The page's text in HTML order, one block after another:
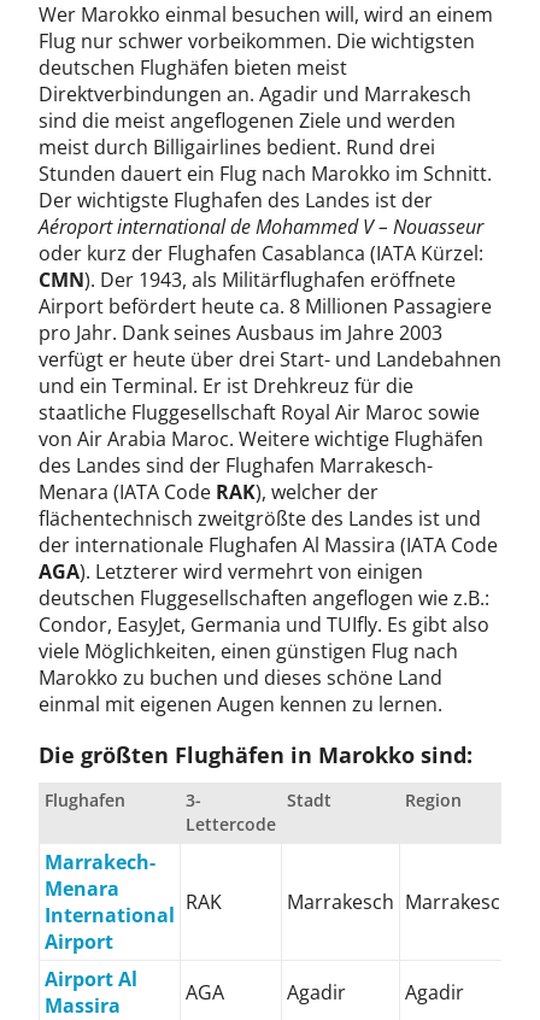
Wer Marokko einmal besuchen will, wird an einem
Flug nur schwer vorbeikommen. Die wichtigsten
deutschen Flughäfen bieten meist
Direktverbindungen an. Agadir und Marrakesch
sind die meist angeflogenen Ziele und werden
meist durch Billigairlines bedient. Rund drei
Stunden dauert ein Flug nach Marokko im Schnitt.
Der wichtigste Flughafen des Landes ist der
Aéroport international de Mohammed V – Nouasseur
oder kurz der Flughafen Casablanca (IATA Kürzel:
CMN). Der 1943, als Militärflughafen eröffnete
Airport befördert heute ca. 8 Millionen Passagiere
pro Jahr. Dank seines Ausbaus im Jahre 2003
verfügt er heute über drei Start- und Landebahnen
und ein Terminal. Er ist Drehkreuz für die
staatliche Fluggesellschaft Royal Air Maroc sowie
von Air Arabia Maroc. Weitere wichtige Flughäfen
des Landes sind der Flughafen Marrakesch-
Menara (IATA Code RAK), welcher der
flächentechnisch zweitgrößte des Landes ist und
der internationale Flughafen Al Massira (IATA Code
AGA). Letzterer wird vermehrt von einigen
deutschen Fluggesellschaften angeflogen wie z.B.:
Condor, EasyJet, Germania und TUIfly. Es gibt also
viele Möglichkeiten, einen günstigen Flug nach
Marokko zu buchen und dieses schöne Land
einmal mit eigenen Augen kennen zu lernen.
Die größten Flughäfen in Marokko sind:
Flughafen
3-
Lettercode
Stadt Region
Marrakech-
Menara
International
Airport
RAK Marrakesch Marrakesch
Airport Al
Massira
AGA Agadir
Agadir